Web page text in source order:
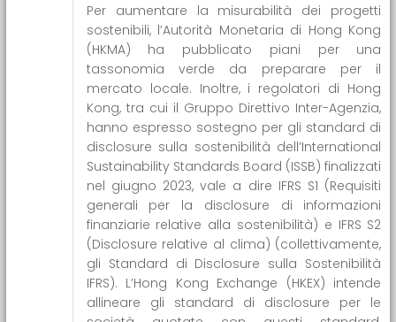
Per aumentare la misurabilità dei progetti
sostenibili, l’Autorità Monetaria di Hong Kong
(HKMA) ha pubblicato piani per una
tassonomia verde da preparare per il
mercato locale. Inoltre, i regolatori di Hong
Kong, tra cui il Gruppo Direttivo Inter-Agenzia,
hanno espresso sostegno per gli standard di
disclosure sulla sostenibilità dell’International
Sustainability Standards Board (ISSB) finalizzati
nel giugno 2023, vale a dire IFRS S1 (Requisiti
generali per la disclosure di informazioni
finanziarie relative alla sostenibilità) e IFRS S2
(Disclosure relative al clima) (collettivamente,
gli Standard di Disclosure sulla Sostenibilità
IFRS). L’Hong Kong Exchange (HKEX) intende
allineare gli standard di disclosure per le